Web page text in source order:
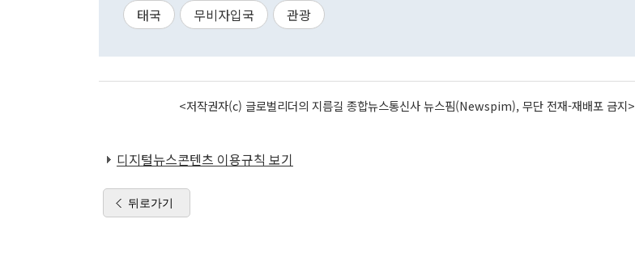
태국 무비자입국 관광
<저작권자(c) 글로벌리더의 지름길 종합뉴스통신사 뉴스핌(Newspim), 무단 전재-재배포 금지>
디지털뉴스콘텐츠 이용규칙 보기
뒤로가기